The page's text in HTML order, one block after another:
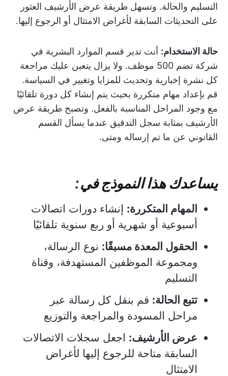
التسليم والحالة. وتسهل طريقة عرض الأرشيف العثور
على التحديثات السابقة لأغراض الامتثال أو الرجوع إليها.
حالة الاستخدام: أنت تدير قسم الموارد البشرية في
شركة تضم 500 موظف. ولا يزال يتعين عليك مراجعة
كل نشرة إخبارية وتحديث للمزايا وتغيير في السياسة.
قم بإعداد مهام متكررة بحيث يتم إنشاء كل دورة تلقائيًا
مع وجود المراحل المناسبة بالفعل. وتصبح طريقة عرض
الأرشيف بمثابة سجل التدقيق عندما يسأل القسم
القانوني عن ما تم إرساله ومتى.
يساعدك هذا النموذج في:
المهام المتكررة: إنشاء دورات اتصالات
أسبوعية أو شهرية أو ربع سنوية تلقائيًا
الحقول المعدة مسبقًا: نوع الرسالة،
ومجموعة الموظفين المستهدفة، وقناة
التسليم
تتبع الحالة: قم بنقل كل رسالة عبر
مراحل المسودة والمراجعة والتوزيع
عرض الأرشيف: اجعل سجلات الاتصالات
السابقة متاحة للرجوع إليها لأغراض
الامتثال